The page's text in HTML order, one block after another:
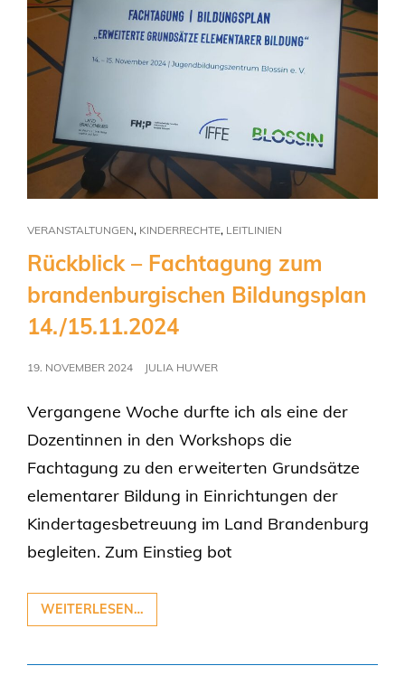
VERANSTALTUNGEN, KINDERRECHTE, LEITLINIEN
Rückblick – Fachtagung zum
brandenburgischen Bildungsplan
14./15.11.2024
19. NOVEMBER 2024 JULIA HUWER
Vergangene Woche durfte ich als eine der
Dozentinnen in den Workshops die
Fachtagung zu den erweiterten Grundsätze
elementarer Bildung in Einrichtungen der
Kindertagesbetreuung im Land Brandenburg
begleiten. Zum Einstieg bot
WEITERLESEN…